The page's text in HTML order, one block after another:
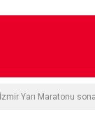
Yarı Maratonu